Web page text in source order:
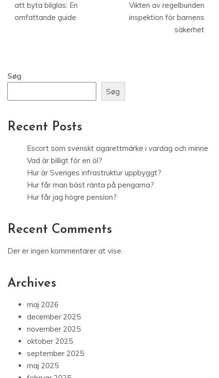
att byta bilglas: En
omfattande guide
Vikten av regelbunden
inspektion för barnens
säkerhet
Søg
Søg
Recent Posts
Escort som svenskt cigarettmärke i vardag och minne
Vad är billigt för en öl?
Hur är Sveriges infrastruktur uppbyggt?
Hur får man bäst ränta på pengarna?
Hur får jag högre pension?
Recent Comments
Der er ingen kommentarer at vise.
Archives
maj 2026
december 2025
november 2025
oktober 2025
september 2025
maj 2025